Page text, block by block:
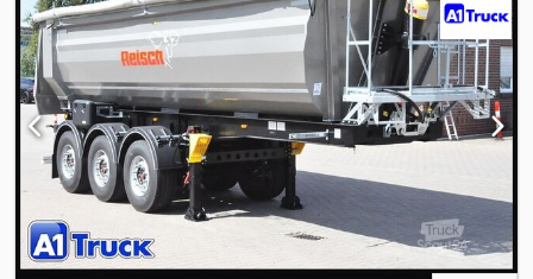
méret:385/65 22,5, hátsó gumiabroncs méret: 385/65 22,5,
vezetőfülke:nappali fülke, kibocsátási osztály:nincs,
Felszereltség:ABS, Járműazonosító a megkeresésekhez: 41553
Reisch, 24 m³-es billencs * Gyártási év: Új jármű * ABS,
blokkolásgátló rendszer * EBS, elektronikus fékrendszer *
Légrugó * Emelőtengely * Légcsatlakozó, vonófej (piros + sárga) *
Csatlakozóaljzat, 2x7 pólusú * Csatlakozóaljzat, 15 pólusú *
Tárolórekesz / szerszámos láda * Acélbillencs * Platform *
Tekerhető ponyva * Rugózás: Légrugó * Össztömeg: 39 000 kg *
Üres tömeg: 6220 kg * Rakodóképesség: 32 780 kg *
Megengedett össztömeg: 39 000 kg * Tengelygyártó: SAF *